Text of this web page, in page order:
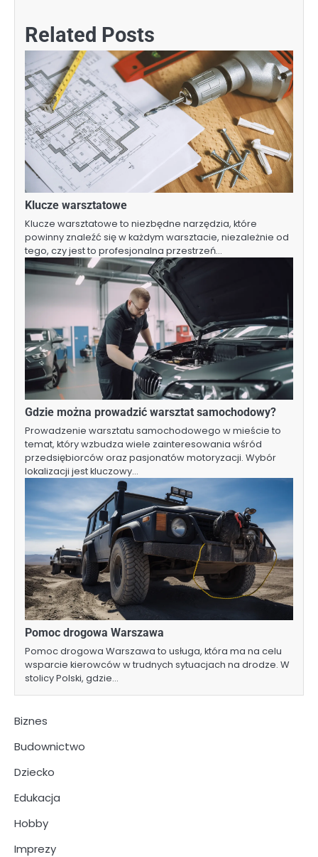
Related Posts
Klucze warsztatowe
Klucze warsztatowe to niezbędne narzędzia, które
powinny znaleźć się w każdym warsztacie, niezależnie od
tego, czy jest to profesjonalna przestrzeń…
Gdzie można prowadzić warsztat samochodowy?
Prowadzenie warsztatu samochodowego w mieście to
temat, który wzbudza wiele zainteresowania wśród
przedsiębiorców oraz pasjonatów motoryzacji. Wybór
lokalizacji jest kluczowy…
Pomoc drogowa Warszawa
Pomoc drogowa Warszawa to usługa, która ma na celu
wsparcie kierowców w trudnych sytuacjach na drodze. W
stolicy Polski, gdzie…
Biznes
Budownictwo
Dziecko
Edukacja
Hobby
Imprezy